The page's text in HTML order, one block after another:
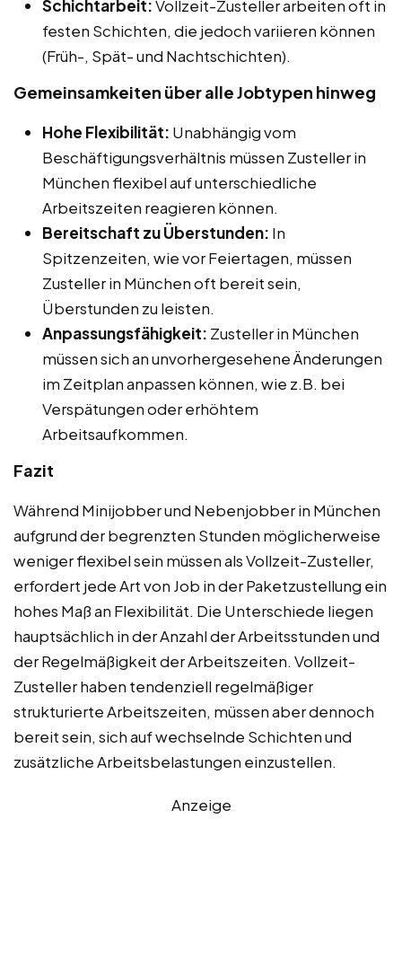
Schichtarbeit:Vollzeit-Zusteller arbeiten oft in
festen Schichten, die jedoch variieren können
(Früh-, Spät- und Nachtschichten).
Gemeinsamkeiten über alle Jobtypen hinweg
Hohe Flexibilität: Unabhängig vom
Beschäftigungsverhältnis müssen Zusteller in
München flexibel auf unterschiedliche
Arbeitszeiten reagieren können.
Bereitschaft zu Überstunden: In
Spitzenzeiten, wie vor Feiertagen, müssen
Zusteller in München oft bereit sein,
Überstunden zu leisten.
Anpassungsfähigkeit: Zusteller in München
müssen sich an unvorhergesehene Änderungen
im Zeitplan anpassen können, wie z.B. bei
Verspätungen oder erhöhtem
Arbeitsaufkommen.
Fazit
Während Minijobber und Nebenjobber in München
aufgrund der begrenzten Stunden möglicherweise
weniger flexibel sein müssen als Vollzeit-Zusteller,
erfordert jede Art von Job in der Paketzustellung ein
hohes Maß an Flexibilität. Die Unterschiede liegen
hauptsächlich in der Anzahl der Arbeitsstunden und
der Regelmäßigkeit der Arbeitszeiten. Vollzeit-
Zusteller haben tendenziell regelmäßiger
strukturierte Arbeitszeiten, müssen aber dennoch
bereit sein, sich auf wechselnde Schichten und
zusätzliche Arbeitsbelastungen einzustellen.
Anzeige